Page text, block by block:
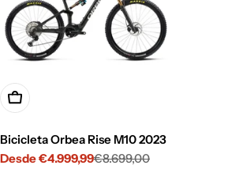
Opciones
Bicicleta Orbea Rise M10 2023
Precio
Desde €4.999,99
Precio
€8.699,00